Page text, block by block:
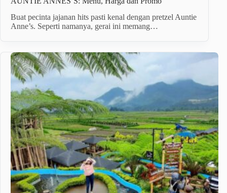
Buat pecinta jajanan hits pasti kenal dengan pretzel Auntie
Anne’s. Seperti namanya, gerai ini memang…